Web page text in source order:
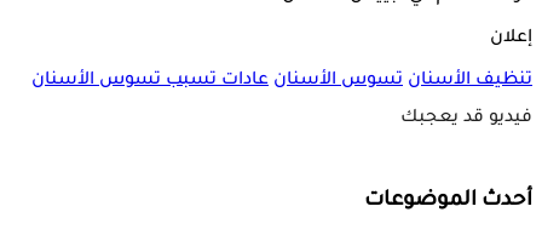
إعلان
تنظيف الأسنان تسوس الأسنان عادات تسبب تسوس الأسنان
فيديو قد يعجبك
أحدث الموضوعات